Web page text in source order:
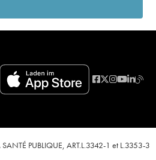
PUBLIQUE, ART.L.3342-1 et L.3353-3